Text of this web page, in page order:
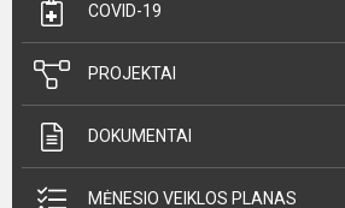
COVID-19
PROJEKTAI
DOKUMENTAI
MĖNESIO VEIKLOS PLANAS